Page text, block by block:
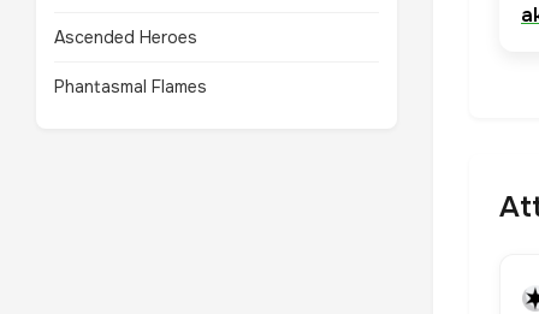
Ascended Heroes
Phantasmal Flames